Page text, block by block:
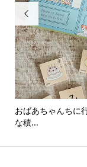

おばあちゃんちに
な積...